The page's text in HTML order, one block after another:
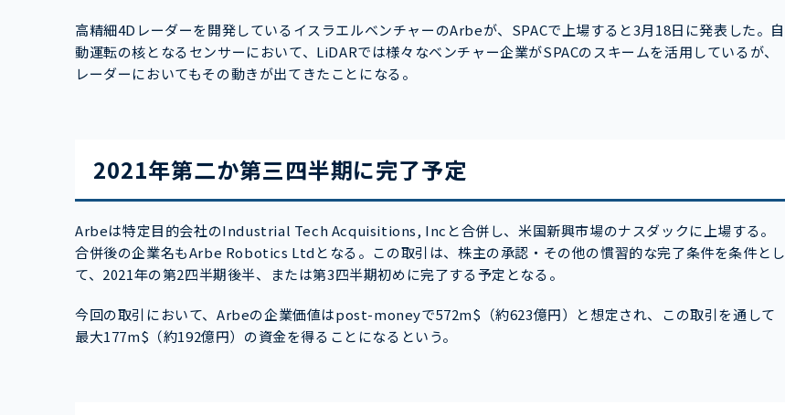
高精細4Dレーダーを開発しているイスラエルベンチャーのArbeが、SPACで上場すると3月18日に発表した。自
動運転の核となるセンサーにおいて、LiDARでは様々なベンチャー企業がSPACのスキームを活用しているが、
レーダーにおいてもその動きが出てきたことになる。
2021年第二か第三四半期に完了予定
Arbeは特定目的会社のIndustrial Tech Acquisitions, Incと合併し、米国新興市場のナスダックに上場する。
合併後の企業名もArbe Robotics Ltdとなる。この取引は、株主の承認・その他の慣習的な完了条件を条件とし
て、2021年の第2四半期後半、または第3四半期初めに完了する予定となる。
今回の取引において、Arbeの企業価値はpost-moneyで572m$（約623億円）と想定され、この取引を通して
最大177m$（約192億円）の資金を得ることになるという。